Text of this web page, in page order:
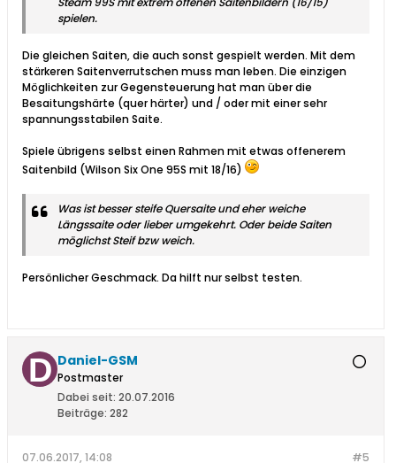
spielen.
Die gleichen Saiten, die auch sonst gespielt werden. Mit dem
stärkeren Saitenverrutschen muss man leben. Die einzigen
Möglichkeiten zur Gegensteuerung hat man über die
Besaitungshärte (quer härter) und / oder mit einer sehr
spannungsstabilen Saite.
Spiele übrigens selbst einen Rahmen mit etwas offenerem
Saitenbild (Wilson Six One 95S mit 18/16)
Was ist besser steife Quersaite und eher weiche
Längssaite oder lieber umgekehrt. Oder beide Saiten
möglichst Steif bzw weich.
Persönlicher Geschmack. Da hilft nur selbst testen.
Daniel-GSM
Postmaster
Dabei seit: 20.07.2016
Beiträge: 282
#5
07.06.2017, 14:08